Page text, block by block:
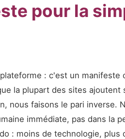
pour la
: c'est un manifeste
la plupart des sites
nous faisons le pari inverse.
immédiate, pas dans la
: moins de technologie, plus